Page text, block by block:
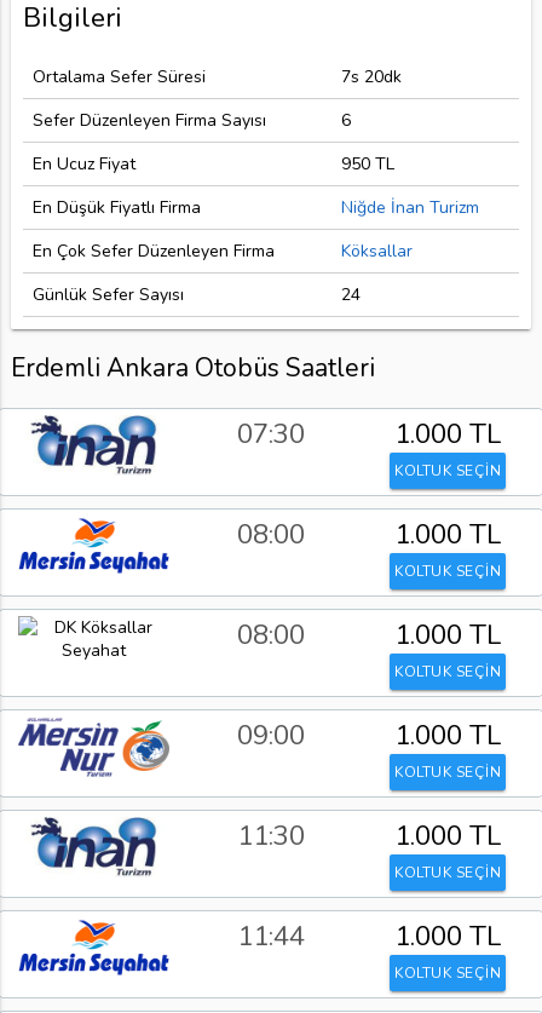
Bilgileri
Ortalama Sefer Süresi
7s 20dk
Sefer Düzenleyen Firma Sayısı
6
En Ucuz Fiyat
950 TL
En Düşük Fiyatlı Firma
Niğde İnan Turizm
En Çok Sefer Düzenleyen Firma
Köksallar
Günlük Sefer Sayısı
24
Erdemli Ankara Otobüs Saatleri
07:30 1.000 TL
KOLTUK SEÇİN
08:00 1.000 TL
KOLTUK SEÇİN
08:00 1.000 TL
KOLTUK SEÇİN
09:00 1.000 TL
KOLTUK SEÇİN
11:30 1.000 TL
KOLTUK SEÇİN
11:44 1.000 TL
KOLTUK SEÇİN